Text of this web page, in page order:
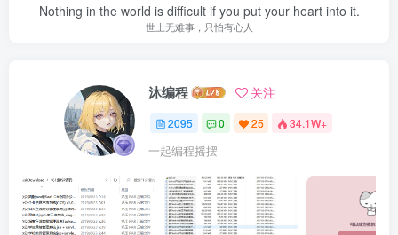
Nothing in the world is difficult if you put your heart into it.
世上无难事，只怕有心人
沐编程 关注
2095 0 25 34.1W+
一起编程摇摆